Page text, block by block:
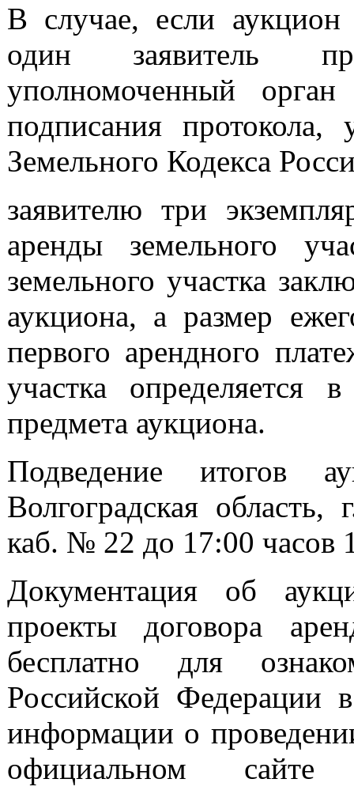
В случае, если аукцион
один заявитель
уполномоченный
подписания
Земельного Кодекса
заявителю три
аренды земельного
земельного участка
аукциона, а размер
первого арендного
участка определяется
предмета аукциона.
Подведение итогов
Волгоградская
каб. № 22 до 17:00 часов
Документация об
проекты договора
бесплатно для
Российской Федерации
информации о
официальном сайте